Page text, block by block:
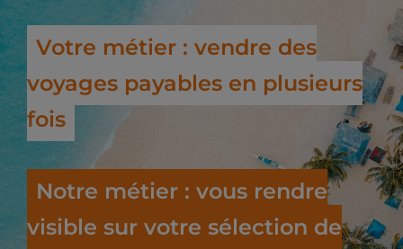
Votre métier : vendre des
voyages payables en plusieurs
fois
Notre métier : vous rendre
visible sur votre sélection de